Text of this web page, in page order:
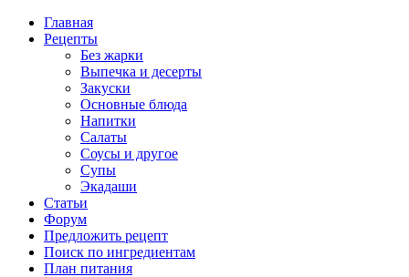
Главная
Рецепты
Без жарки
Выпечка и десерты
Закуски
Основные блюда
Напитки
Салаты
Соусы и другое
Супы
Экадаши
Статьи
Форум
Предложить рецепт
Поиск по ингредиентам
План питания